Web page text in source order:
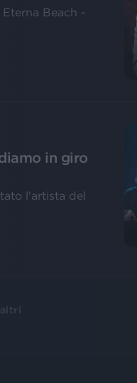
Beach -
in giro
l'artista del